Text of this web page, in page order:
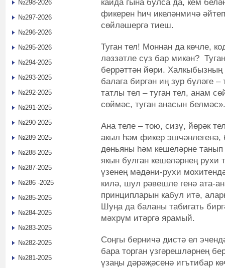
кайда гына булса да, кем
фикерен һич икеләнмичә
сөйләшергә тиеш.
Туган тел! Моннан да көчле,
ләззәтле сүз бар микән?
беррәттән йөри.
балага биргән иң зур бүләге
татлы тел – туган тел, анам
сөймәс, туган анасын белмәс».
Ана теле – тою, сизү, йөрәк
акыл һәм фикер эшчәнлегенә,
дөньяны һәм кешеләрне
якын булган кешеләрнең
үзенең мәдәни-рухи
килә, шул рәвешле генә ата-
принципларын кабул итә,
Шуңа да баланы табигать
мәхрүм итәргә ярамый.
Соңгы берничә дистә ел
бара торган үзгәрешләрнең
үзаңы дәрәҗәсенә игътибар
№298-2026
№297-2026
№296-2026
№295-2026
№294-2025
№293-2025
№292-2025
№291-2025
№290-2025
№289-2025
№288-2025
№287-2025
№286 -2025
№285-2025
№284-2025
№283-2025
№282-2025
№281-2025